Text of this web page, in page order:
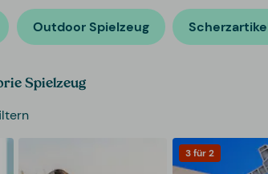
Outdoor Spielzeug
Spielzeug
3 für 2